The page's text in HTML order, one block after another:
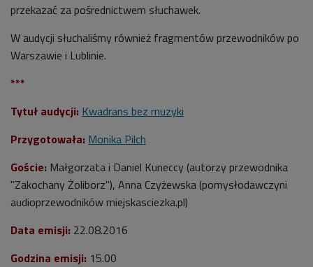
przekazać za pośrednictwem słuchawek.
W audycji słuchaliśmy również fragmentów przewodników po
Warszawie i Lublinie.
***
Tytuł audycji: Kwadrans bez muzyki
Przygotowała: Monika Pilch
Goście: Małgorzata i Daniel Kuneccy (autorzy przewodnika
"Zakochany Żoliborz"), Anna Czyżewska (pomysłodawczyni
audioprzewodników miejskasciezka.pl)
Data emisji: 22.08.2016
Godzina emisji: 15.00